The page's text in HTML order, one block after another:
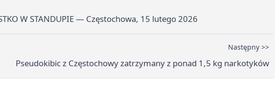
W STANDUPIE — Częstochowa, 15 lutego 2026
Następny >>
Pseudokibic z Częstochowy zatrzymany z ponad 1,5 kg narkotyków